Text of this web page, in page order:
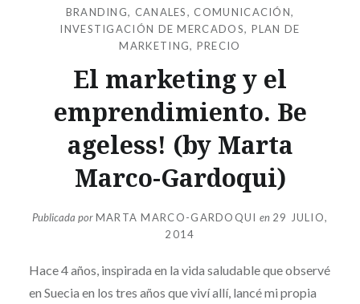
BRANDING, CANALES, COMUNICACIÓN,
INVESTIGACIÓN DE MERCADOS, PLAN DE
MARKETING, PRECIO
El marketing y el
emprendimiento. Be
ageless! (by Marta
Marco-Gardoqui)
Publicada porMARTA MARCO-GARDOQUI en 29 JULIO,
2014
Hace 4 años, inspirada en la vida saludable que observé
en Suecia en los tres años que viví allí, lancé mi propia